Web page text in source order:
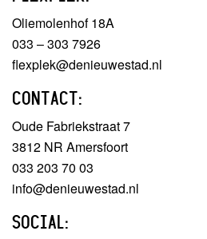
Oliemolenhof 18A
033 – 303 7926
flexplek@denieuwestad.nl
CONTACT:
Oude Fabriekstraat 7
3812 NR Amersfoort
033 203 70 03
info@denieuwestad.nl
SOCIAL: